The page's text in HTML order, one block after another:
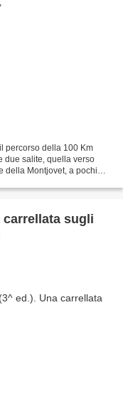
percorso della 100 Km
due salite, quella verso
della Montjovet, a pochi
carrellata sugli